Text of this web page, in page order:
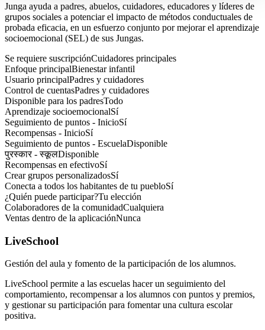
Junga ayuda a padres, abuelos, cuidadores, educadores y líderes de
grupos sociales a potenciar el impacto de métodos conductuales de
probada eficacia, en un esfuerzo conjunto por mejorar el aprendizaje
socioemocional (SEL) de sus Jungas.
Se requiere suscripciónCuidadores principales
Enfoque principalBienestar infantil
Usuario principalPadres y cuidadores
Control de cuentasPadres y cuidadores
Disponible para los padresTodo
Aprendizaje socioemocionalSí
Seguimiento de puntos - InicioSí
Recompensas - InicioSí
Seguimiento de puntos - EscuelaDisponible
पुरस्कार - स्कूलDisponible
Recompensas en efectivoSí
Crear grupos personalizadosSí
Conecta a todos los habitantes de tu puebloSí
¿Quién puede participar?Tu elección
Colaboradores de la comunidadCualquiera
Ventas dentro de la aplicaciónNunca
LiveSchool
Gestión del aula y fomento de la participación de los alumnos.
LiveSchool permite a las escuelas hacer un seguimiento del
comportamiento, recompensar a los alumnos con puntos y premios,
y gestionar su participación para fomentar una cultura escolar
positiva.